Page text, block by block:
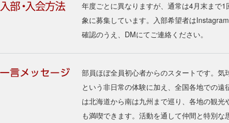
年度ごとに異なりますが、通常は4月末まで1
象に募集しています。入部希望者は
確認のうえ、DMにてご連絡ください。
部員ほぼ全員初心者からのスタートです。気
という非日常の体験に加え、全国各地での遠
は北海道から南は九州まで巡り、各地の観光
も満喫できます。活動を通して仲間と特別な